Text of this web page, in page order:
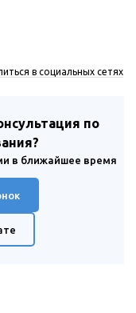
в социальных сетях
по
в ближайшее время